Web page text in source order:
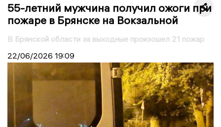
55-летний мужчина получил ожоги при
пожаре в Брянске на Вокзальной
В Брянской области за выходные произошел 21 пожар
22/06/2026 19:09